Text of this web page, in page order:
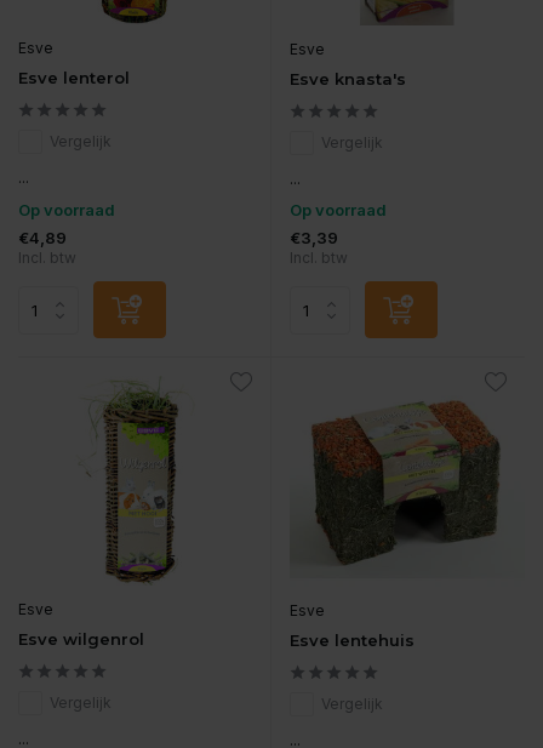
Esve
Esve lenterol
Vergelijk
...
Op voorraad
€4,89
Incl. btw
Esve
Esve knasta's
Vergelijk
...
Op voorraad
€3,39
Incl. btw
Esve
Esve wilgenrol
Vergelijk
...
Esve
Esve lentehuis
Vergelijk
...